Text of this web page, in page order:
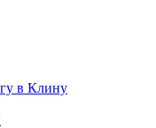
в Клину